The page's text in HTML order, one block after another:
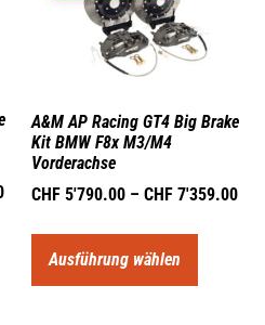
A&M AP Racing GT4 Big Brake
Kit BMW F8x M3/M4
Vorderachse
CHF 5'790.00 – CHF 7'359.00
Ausführung wählen